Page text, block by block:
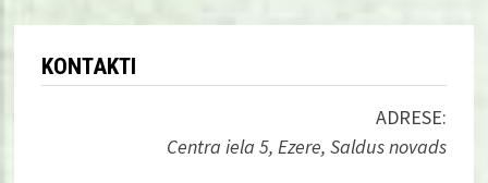
KONTAKTI
ADRESE:
Centra iela 5, Ezere, Saldus novads